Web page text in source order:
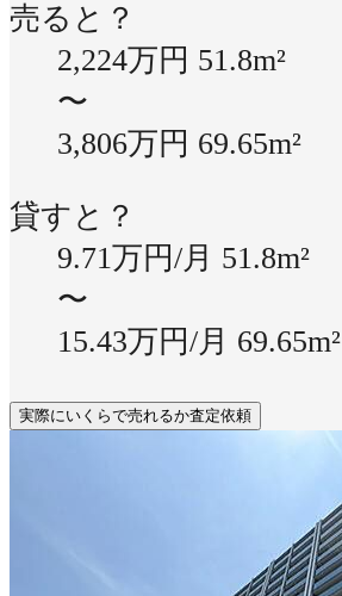
売ると？
2,224万円 51.8m²
〜
3,806万円 69.65m²
貸すと？
9.71万円/月 51.8m²
〜
15.43万円/月 69.65m²
実際にいくらで売れるか査定依頼